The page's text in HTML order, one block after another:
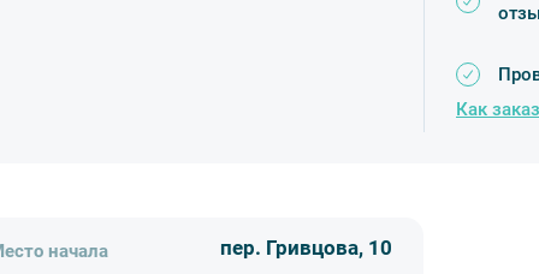
Как
начала пер. Гривцова, 10